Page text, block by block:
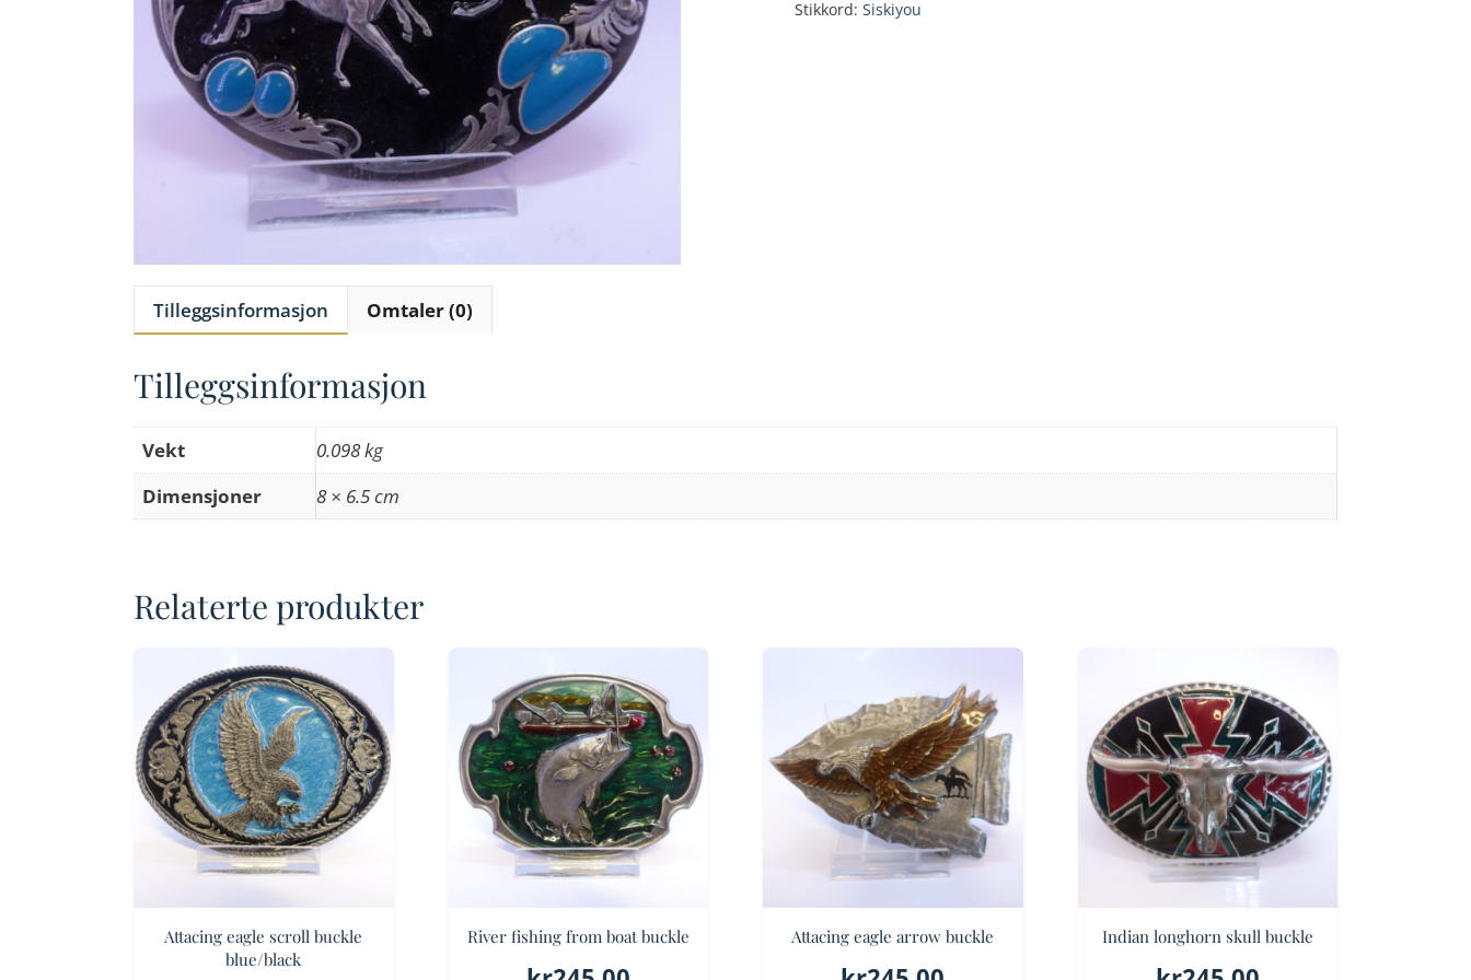
Stikkord: Siskiyou
Tilleggsinformasjon Omtaler (0)
Tilleggsinformasjon
Vekt
0.098 kg
Dimensjoner
8 × 6.5 cm
Relaterte produkter
Attacing eagle scroll buckle
blue/black
River fishing from boat buckle Attacing eagle arrow buckle Indian longhorn skull buckle